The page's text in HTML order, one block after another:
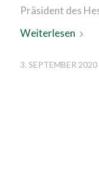
Präsident des
Weiterlesen
3. SEPTEMBER 2020